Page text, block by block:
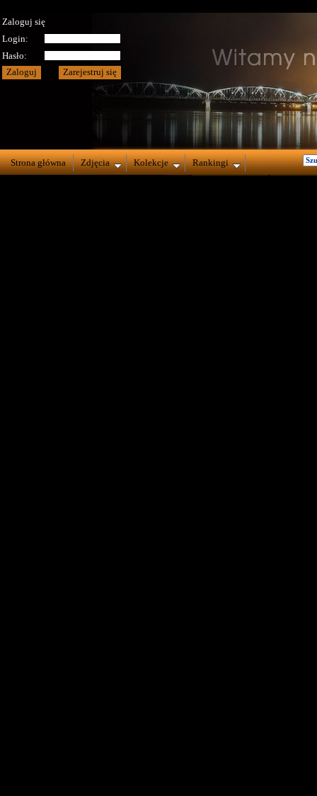
Zaloguj się
Login:
Hasło:
Strona główna Zdjęcia Kolekcje Rankingi